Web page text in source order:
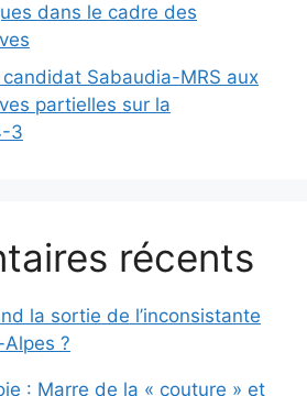
dans le cadre des
Sabaudia-MRS aux
partielles sur la
3
récents
la sortie de l’inconsistante
?
: Marre de la « couture » et